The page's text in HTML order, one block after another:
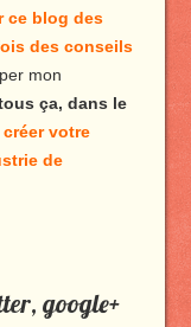
ce blog des
des conseils
mon
ça, dans le
créer votre
de
google+